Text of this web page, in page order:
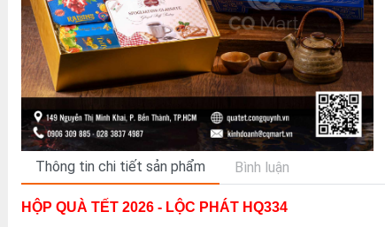
Thông tin chi tiết sản phẩm Bình luận
HỘP QUÀ TẾT 2026 - LỘC PHÁT HQ334